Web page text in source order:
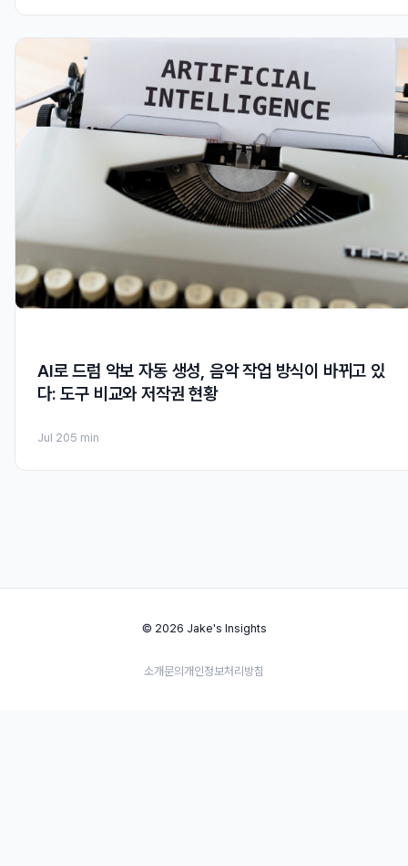
AI로 드럼 악보 자동 생성, 음악 작업 방식이 바뀌고 있
다: 도구 비교와 저작권 현황
Jul 205 min
© 2026 Jake's Insights
소개문의 개인정보처리방침